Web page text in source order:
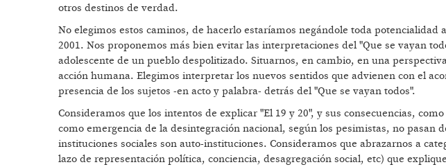
otros destinos de verdad.
No elegimos estos caminos, de hacerlo estaríamos negándole toda potencialidad
2001. Nos proponemos más bien evitar las interpretaciones del "Que se vayan
adolescente de un pueblo despolitizado. Situarnos, en cambio, en una
acción humana. Elegimos interpretar los nuevos sentidos que advienen con el
presencia de los sujetos -en acto y palabra- detrás del "Que se vayan todos".
Consideramos que los intentos de explicar "El 19 y 20", y sus consecuencias,
como emergencia de la desintegración nacional, según los pesimistas, no pasan
instituciones sociales son auto-instituciones. Consideramos que abrazarnos a
lazo de representación política, conciencia, desagregación social, etc) que